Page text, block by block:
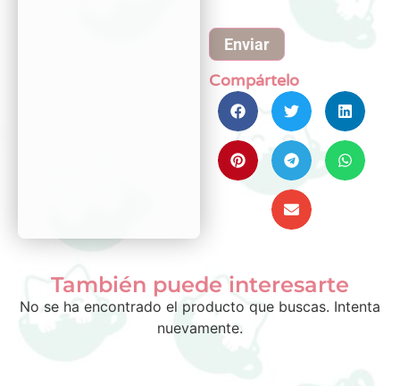
Compártelo
También puede interesarte
No se ha encontrado el producto que buscas. Intenta
nuevamente.